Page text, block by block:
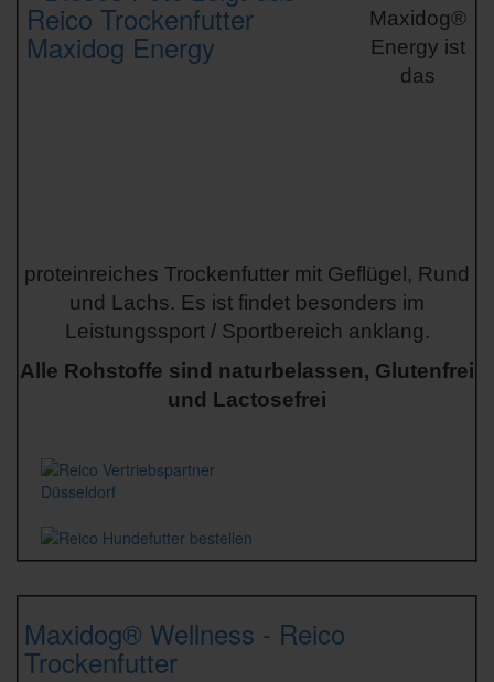
Maxidog®
Energy ist
das
proteinreiches Trockenfutter mit Geflügel, Rund
und Lachs. Es ist findet besonders im
Leistungssport / Sportbereich anklang.
Alle Rohstoffe sind naturbelassen, Glutenfrei
und Lactosefrei
Maxidog® Wellness - Reico
Trockenfutter